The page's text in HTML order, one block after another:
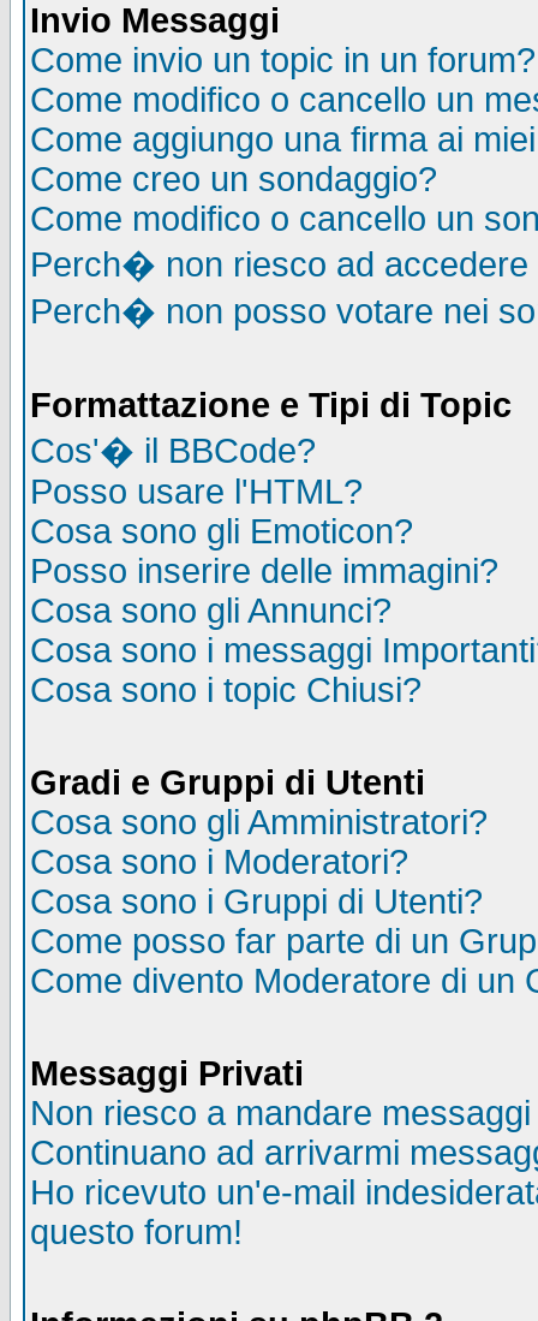
Invio Messaggi
Come invio un topic in un forum?
Come modifico o cancello un
Come aggiungo una firma ai
Come creo un sondaggio?
Come modifico o cancello un
Perch� non riesco ad accedere
Perch� non posso votare nei
Formattazione e Tipi di Topic
Cos'� il BBCode?
Posso usare l'HTML?
Cosa sono gli Emoticon?
Posso inserire delle immagini?
Cosa sono gli Annunci?
Cosa sono i messaggi
Cosa sono i topic Chiusi?
Gradi e Gruppi di Utenti
Cosa sono gli Amministratori?
Cosa sono i Moderatori?
Cosa sono i Gruppi di Utenti?
Come posso far parte di un
Come divento Moderatore di un
Messaggi Privati
Non riesco a mandare
Continuano ad arrivarmi
Ho ricevuto un'e-mail
questo forum!